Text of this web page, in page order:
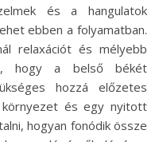
és a hangulatok
ebben a folyamatban.
relaxációt és mélyebb
hogy a belső békét
hozzá előzetes
és egy nyitott
hogyan fonódik össze